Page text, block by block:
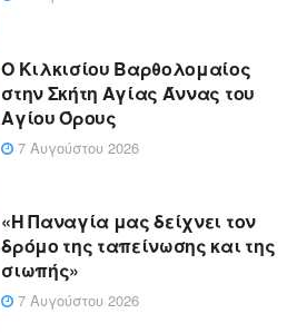
Ο Κιλκισίου Βαρθολομαίος
στην Σκήτη Αγίας Άννας του
Αγίου Όρους
7 Αυγούστου 2026
«Η Παναγία μας δείχνει τον
δρόμο της ταπείνωσης και της
σιωπής»
7 Αυγούστου 2026